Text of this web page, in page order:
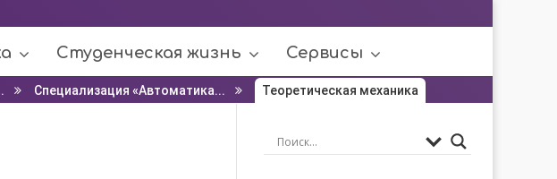
Студенческая жизнь Сервисы
Специализация «Автоматика... Теоретическая механика